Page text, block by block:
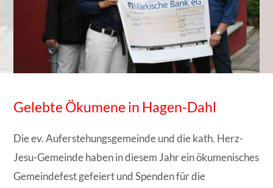
Gelebte Ökumene in Hagen-Dahl
Die ev. Auferstehungsgemeinde und die kath. Herz-
Jesu-Gemeinde haben in diesem Jahr ein ökumenisches
Gemeindefest gefeiert und Spenden für die